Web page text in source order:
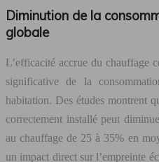
Diminution de la
globale
L’efficacité accrue du chauffage
significative de la
habitation. Des études montrent
correctement installé peut
au chauffage de 25 à 35% en
un impact direct sur l’empreinte